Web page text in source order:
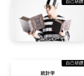
自己研鑽
自己研鑽